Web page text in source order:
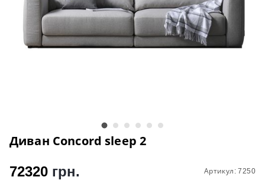
Диван Concord sleep 2
Артикул: 7250
72320 грн.